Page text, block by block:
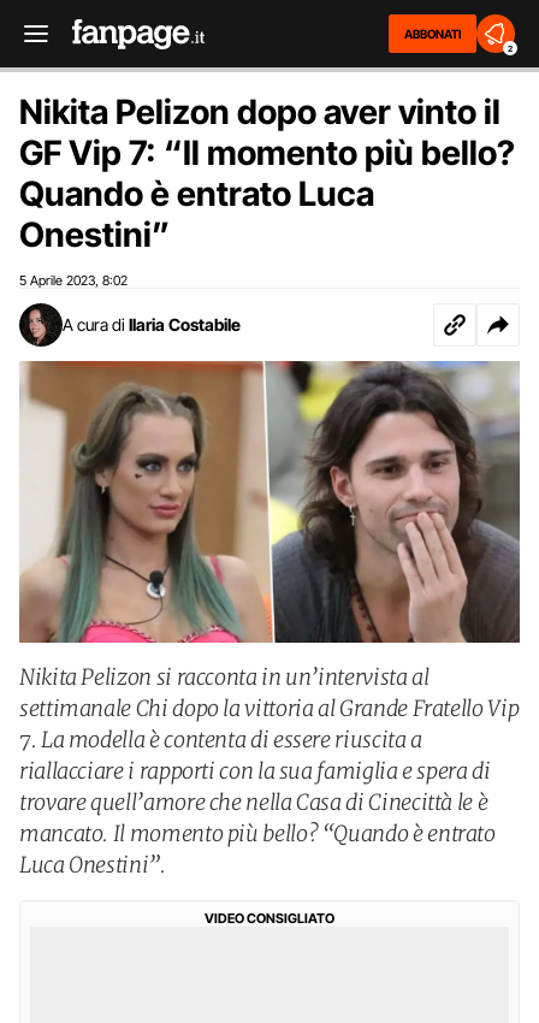
ABBONATI
2
Nikita Pelizon dopo aver vinto il
GF Vip 7: “Il momento più bello?
Quando è entrato Luca
Onestini”
5 Aprile 2023 8:02
A cura di Ilaria Costabile
Nikita Pelizon si racconta in un’intervista al
settimanale Chi dopo la vittoria al Grande Fratello Vip
7. La modella è contenta di essere riuscita a
riallacciare i rapporti con la sua famiglia e spera di
trovare quell’amore che nella Casa di Cinecittà le è
mancato. Il momento più bello? “Quando è entrato
Luca Onestini”.
VIDEO CONSIGLIATO